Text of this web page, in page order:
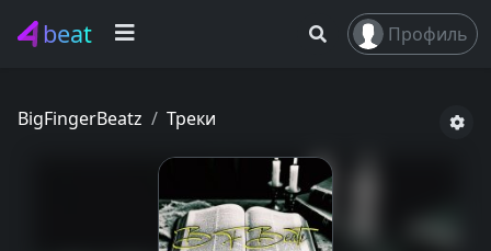
beat Профиль
BigFingerBeatz Треки